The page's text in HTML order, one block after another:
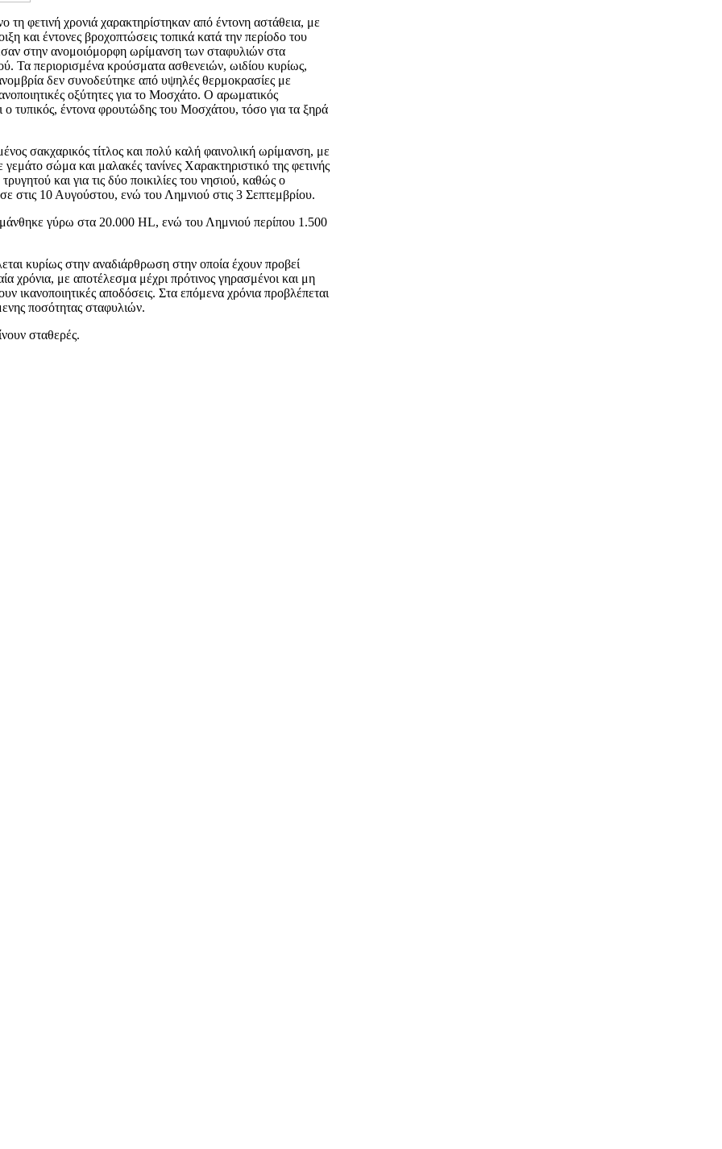
τη φετινή χρονιά χαρακτηρίστηκαν από έντονη αστάθεια, με
και έντονες βροχοπτώσεις τοπικά κατά την περίοδο του
στην ανομοιόμορφη ωρίμανση των σταφυλιών στα
Τα περιορισμένα κρούσματα ασθενειών, ωιδίου κυρίως,
δεν συνοδεύτηκε από υψηλές θερμοκρασίες με
οξύτητες για το Μοσχάτο. Ο αρωματικός
ο τυπικός, έντονα φρουτώδης του Μοσχάτου, τόσο για τα ξηρά
σακχαρικός τίτλος και πολύ καλή φαινολική ωρίμανση, με
σώμα και μαλακές τανίνες Χαρακτηριστικό της φετινής
και για τις δύο ποικιλίες του νησιού, καθώς ο
στις 10 Αυγούστου, ενώ του Λημνιού στις 3 Σεπτεμβρίου.
γύρω στα 20.000 HL, ενώ του Λημνιού περίπου 1.500
κυρίως στην αναδιάρθρωση στην οποία έχουν προβεί
χρόνια, με αποτέλεσμα μέχρι πρότινος γηρασμένοι και μη
ικανοποιητικές αποδόσεις. Στα επόμενα χρόνια προβλέπεται
ποσότητας σταφυλιών.
σταθερές.